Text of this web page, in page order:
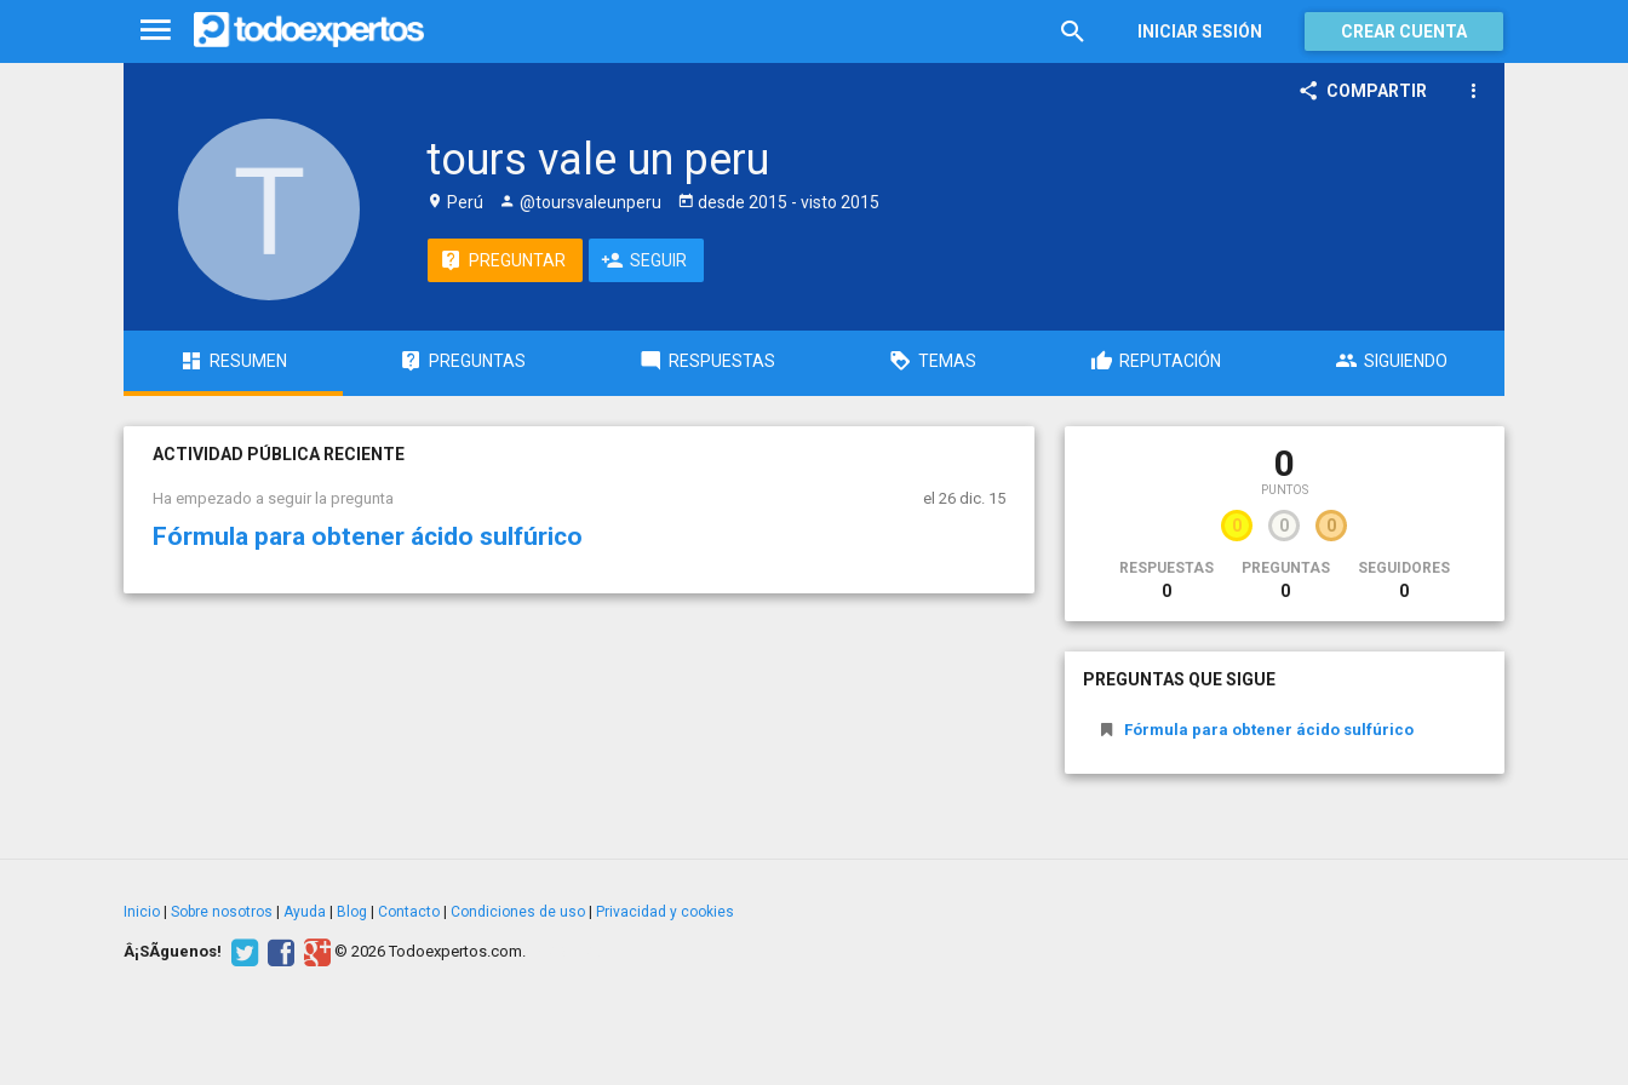
INICIAR SESIÓN CREAR CUENTA
COMPARTIR
tours vale un peru
Perú @toursvaleunperu desde 2015 - visto 2015
PREGUNTAR SEGUIR
RESUMEN PREGUNTAS RESPUESTAS TEMAS REPUTACIÓN SIGUIENDO
ACTIVIDAD PÚBLICA RECIENTE
Ha empezado a seguir la pregunta el 26 dic. 15
Fórmula para obtener ácido sulfúrico
0
PUNTOS
0 0 0
RESPUESTAS
0
PREGUNTAS
0
SEGUIDORES
0
PREGUNTAS QUE SIGUE
Fórmula para obtener ácido sulfúrico
Inicio Sobre nosotros Ayuda Blog Contacto Condiciones de uso Privacidad y cookies
Â¡SÃ­guenos! © 2026 Todoexpertos.com.